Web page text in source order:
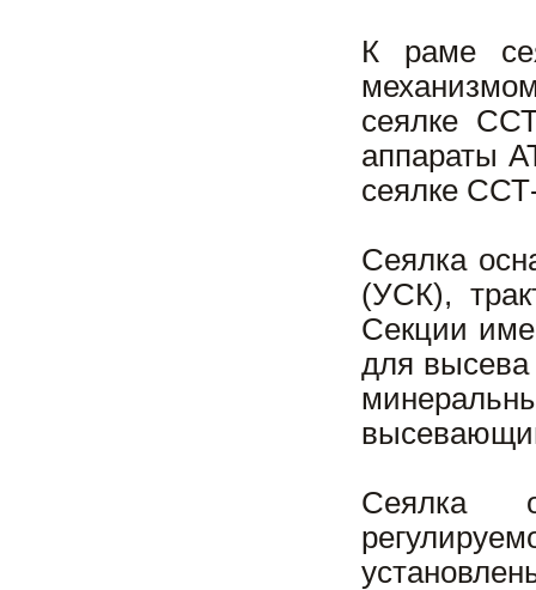
К раме
сеялке
аппараты
сеялке
Сеялка
(УСК),
Секции
для
Сеялка